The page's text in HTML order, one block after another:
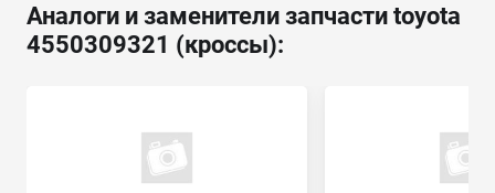
Аналоги и заменители запчасти toyota
4550309321 (кроссы):